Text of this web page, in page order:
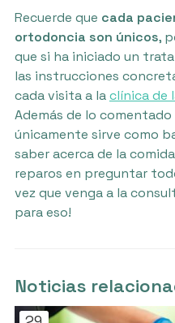
Recuerde que cada
ortodoncia son únicos,
que si ha iniciado un
las instrucciones
cada visita a laclínica de
Además de lo
únicamente sirve como
saber acerca de la
reparos en preguntar
vez que venga a la
para eso!
Noticias